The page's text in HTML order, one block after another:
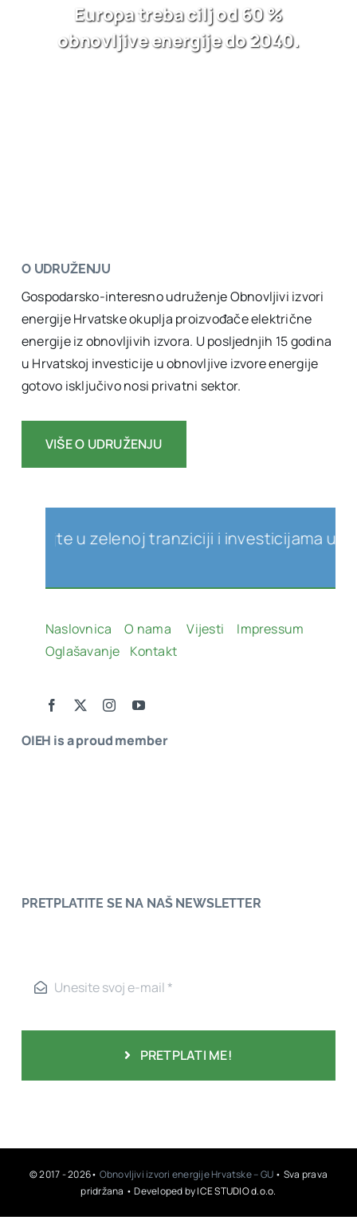
Europa treba cilj od 60 %
obnovljive energije do 2040.
O UDRUŽENJU
Gospodarsko-interesno udruženje Obnovljivi izvori
energije Hrvatske okuplja proizvođače električne
energije iz obnovljivih izvora. U posljednjih 15 godina
u Hrvatskoj investicije u obnovljive izvore energije
gotovo isključivo nosi privatni sektor.
VIŠE O UDRUŽENJU
OIEH is a proud member
PRETPLATITE SE NA NAŠ NEWSLETTER
PRETPLATI ME!
u zelenoj tranziciji i investicijama u
Naslovnica O nama Vijesti
Impressum
Oglašavanje
Kontakt
© 2017 - 2026• Obnovljivi izvori energije Hrvatske – GU • Sva prava
pridržana • Developed byICE STUDIO d.o.o.